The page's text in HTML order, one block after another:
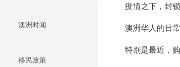
澳洲时闻
移民政策
疫情之下，封锁
澳洲华人的日
特别是最近，